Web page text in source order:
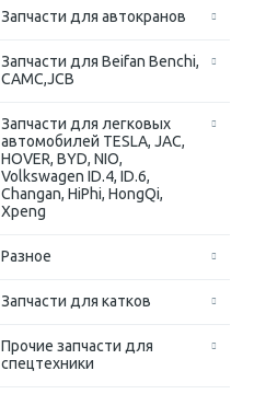
Запчасти для автокранов
Запчасти для Beifan Benchi,
CAMC,JCB
Запчасти для легковых
автомобилей TESLA, JAC,
HOVER, BYD, NIO,
Volkswagen ID.4, ID.6,
Changan, HiPhi, HongQi,
Xpeng
Разное
Запчасти для катков
Прочие запчасти для
спецтехники